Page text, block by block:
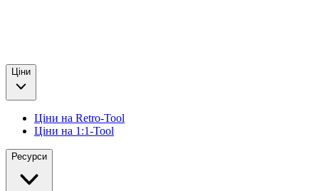
Ціни
Ціни на Retro-Tool
Ціни на 1:1-Tool
Ресурси